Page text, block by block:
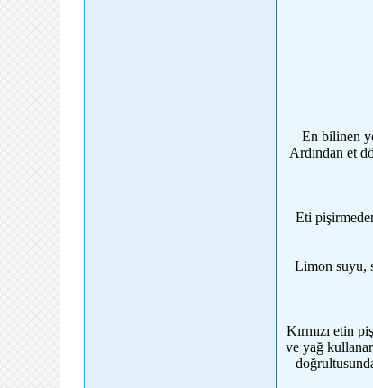
En bilinen
Ardından et
Eti
Limon suyu,
Kırmızı etin
ve yağ